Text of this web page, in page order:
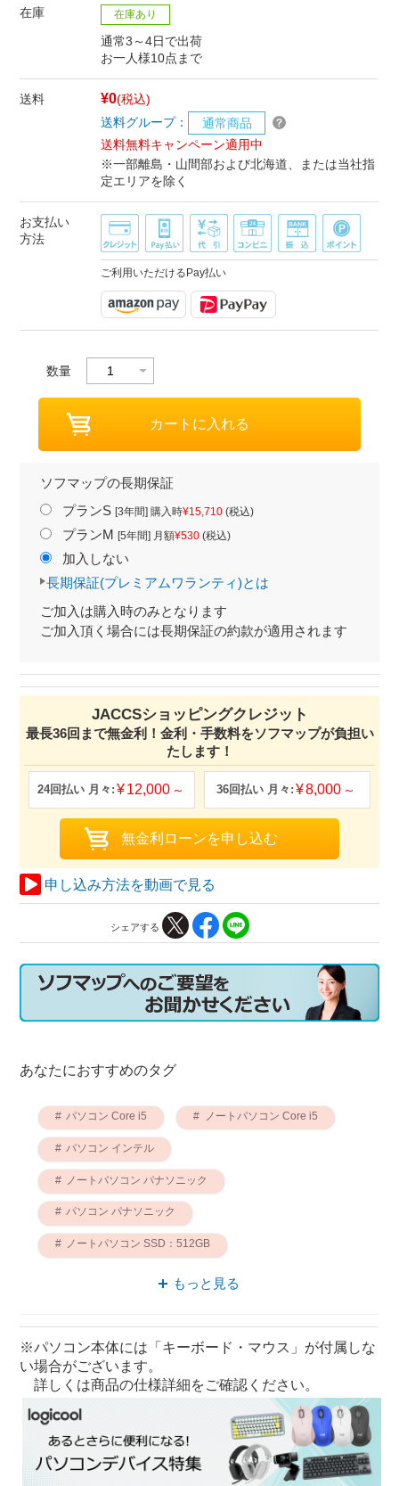
在庫 在庫あり
通常3～4日で出荷
お一人様10点まで
送料 ¥0(税込)
送料グループ：
通常商品
送料無料キャンペーン適用中
※一部離島・山間部および北海道、または当社指
定エリアを除く
お支払い
方法
ご利用いただけるPay払い
数量
ソフマップの長期保証
プランS [3年間] 購入時¥15,710(税込)
プランM [5年間] 月額¥530(税込)
加入しない
長期保証(プレミアムワランティ)とは
ご加入は購入時のみとなります
ご加入頂く場合には長期保証の約款が適用されます
JACCSショッピングクレジット
最長36回まで無金利！金利・手数料をソフマップが負担い
たします！
12,000 8,000
申し込み方法を動画で見る
シェアする
あなたにおすすめのタグ
パソコン Core i5 ノートパソコン Core i5
パソコン インテル
ノートパソコン パナソニック
パソコン パナソニック
ノートパソコン SSD：512GB
もっと見る
※パソコン本体には「キーボード・マウス」が付属しな
い場合がございます。
詳しくは商品の仕様詳細をご確認ください。